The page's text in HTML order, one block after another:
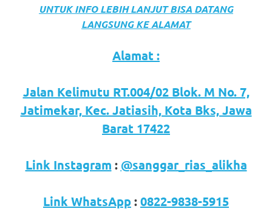
UNTUK INFO LEBIH LANJUT BISA DATANG
LANGSUNG KE ALAMAT
Alamat :
Jalan Kelimutu RT.004/02 Blok. M No. 7,
Jatimekar, Kec. Jatiasih, Kota Bks, Jawa
Barat 17422
Link Instagram : @sanggar_rias_alikha
Link WhatsApp:0822-9838-5915